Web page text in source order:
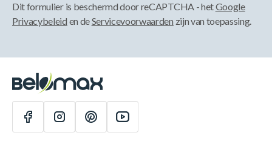
Dit formulier is beschermd door reCAPTCHA - hetGoogle
Privacybeleid en deServicevoorwaarden zijn van toepassing.